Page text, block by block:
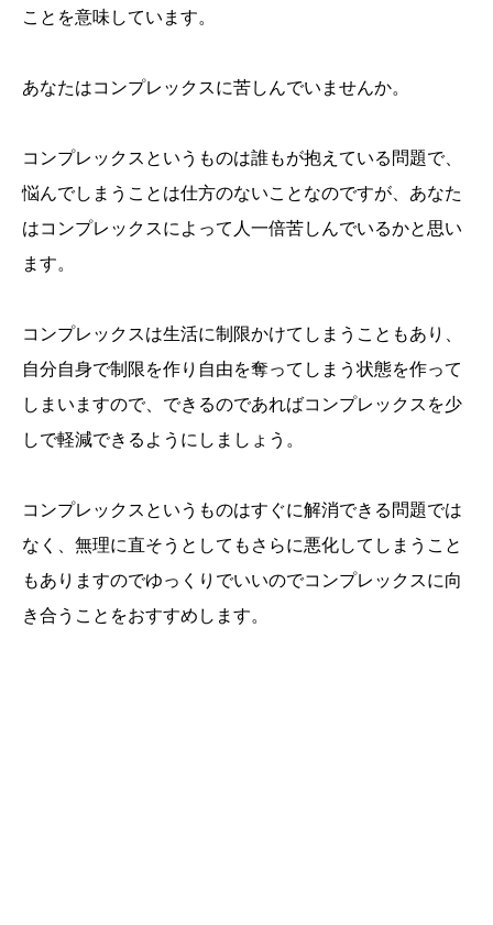
ことを意味しています。
あなたはコンプレックスに苦しんでいませんか。
コンプレックスというものは誰もが抱えている問題で、
悩んでしまうことは仕方のないことなのですが、あなた
はコンプレックスによって人一倍苦しんでいるかと思い
ます。
コンプレックスは生活に制限かけてしまうこともあり、
自分自身で制限を作り自由を奪ってしまう状態を作って
しまいますので、できるのであればコンプレックスを少
しで軽減できるようにしましょう。
コンプレックスというものはすぐに解消できる問題では
なく、無理に直そうとしてもさらに悪化してしまうこと
もありますのでゆっくりでいいのでコンプレックスに向
き合うことをおすすめします。